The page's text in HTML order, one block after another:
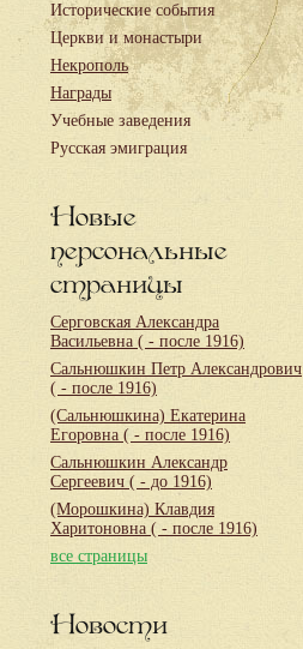
Исторические события
Церкви и монастыри
Некрополь
Награды
Учебные заведения
Русская эмиграция
Новые
персональные
страницы
Серговская Александра
Васильевна ( - после 1916)
Сальнюшкин Петр Александрович
( - после 1916)
(Сальнюшкина) Екатерина
Егоровна ( - после 1916)
Сальнюшкин Александр
Сергеевич ( - до 1916)
(Морошкина) Клавдия
Харитоновна ( - после 1916)
все страницы
Новости